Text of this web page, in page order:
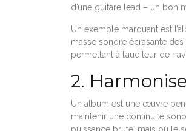
d’une guitare lead – un bon
Un exemple marquant est
masse sonore écrasante
permettant à l’auditeur de
2.
Un album est une œuvre
maintenir une continuité